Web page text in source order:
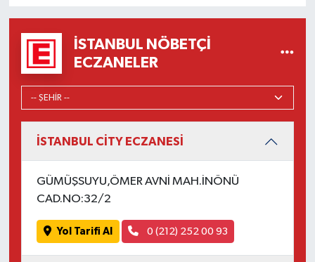
İSTANBUL NÖBETÇI
ECZANELER
İSTANBUL CİTY ECZANESİ
GÜMÜŞSUYU,ÖMER AVNİ MAH.İNÖNÜ
CAD.NO:32/2
Yol Tarifi Al 0 (212) 252 00 93